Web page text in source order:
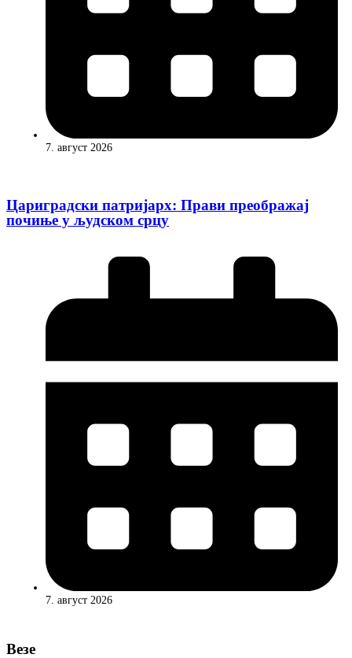
7. август 2026
Цариградски патријарх: Прави преображај
почиње у људском срцу
7. август 2026
Везе